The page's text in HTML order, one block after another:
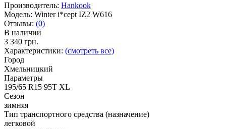
Производитель: Hankook
Модель: Winter i*cept IZ2 W616
Отзывы: (0)
В наличии
3 340 грн.
Характеристики: (смотреть все)
Город
Хмельницкий
Параметры
195/65 R15 95T XL
Сезон
зимняя
Тип транспортного средства (назначение)
легковой